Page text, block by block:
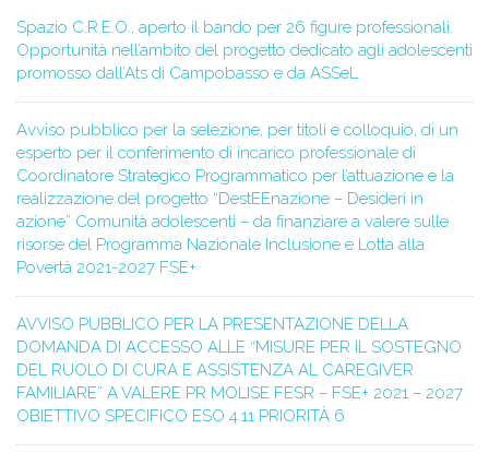
Spazio C.R.E.O., aperto il bando per 26 figure professionali.
Opportunità nell’ambito del progetto dedicato agli adolescenti
promosso dall’Ats di Campobasso e da ASSeL
Avviso pubblico per la selezione, per titoli e colloquio, di un
esperto per il conferimento di incarico professionale di
Coordinatore Strategico Programmatico per l’attuazione e la
realizzazione del progetto “DestEEnazione – Desideri in
azione” Comunità adolescenti – da finanziare a valere sulle
risorse del Programma Nazionale Inclusione e Lotta alla
Povertà 2021-2027 FSE+
AVVISO PUBBLICO PER LA PRESENTAZIONE DELLA
DOMANDA DI ACCESSO ALLE “MISURE PER IL SOSTEGNO
DEL RUOLO DI CURA E ASSISTENZA AL CAREGIVER
FAMILIARE” A VALERE PR MOLISE FESR – FSE+ 2021 – 2027
OBIETTIVO SPECIFICO ESO 4.11 PRIORITÀ 6